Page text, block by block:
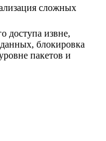
сложных
доступа извне,
блокировка
пакетов и